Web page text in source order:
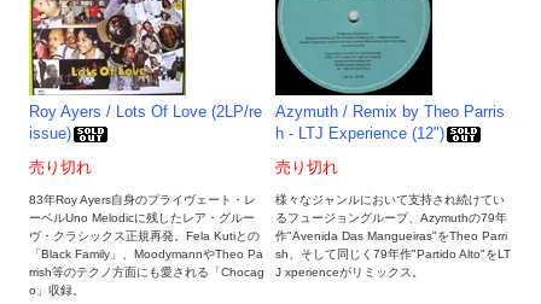
Roy Ayers / Lots Of Love (2LP/re
issue)
売り切れ
83年Roy Ayers自身のプライヴェート・レ
ーベルUno Melodicに残したレア・グルー
ヴ・クラシックス正規再発。Fela Kutiとの
「Black Family」、MoodymannやTheo Pa
rrish等のテクノ方面にも愛される「Chocag
o」収録。
Azymuth / Remix by Theo Parris
h - LTJ Experience (12")
売り切れ
様々なジャンルにおいて支持され続けてい
るフュージョングループ、Azymuthの79年
作"Avenida Das Mangueiras"をTheo Parri
sh、そして同じく79年作"Partido Alto"をLT
J xperienceがリミックス。